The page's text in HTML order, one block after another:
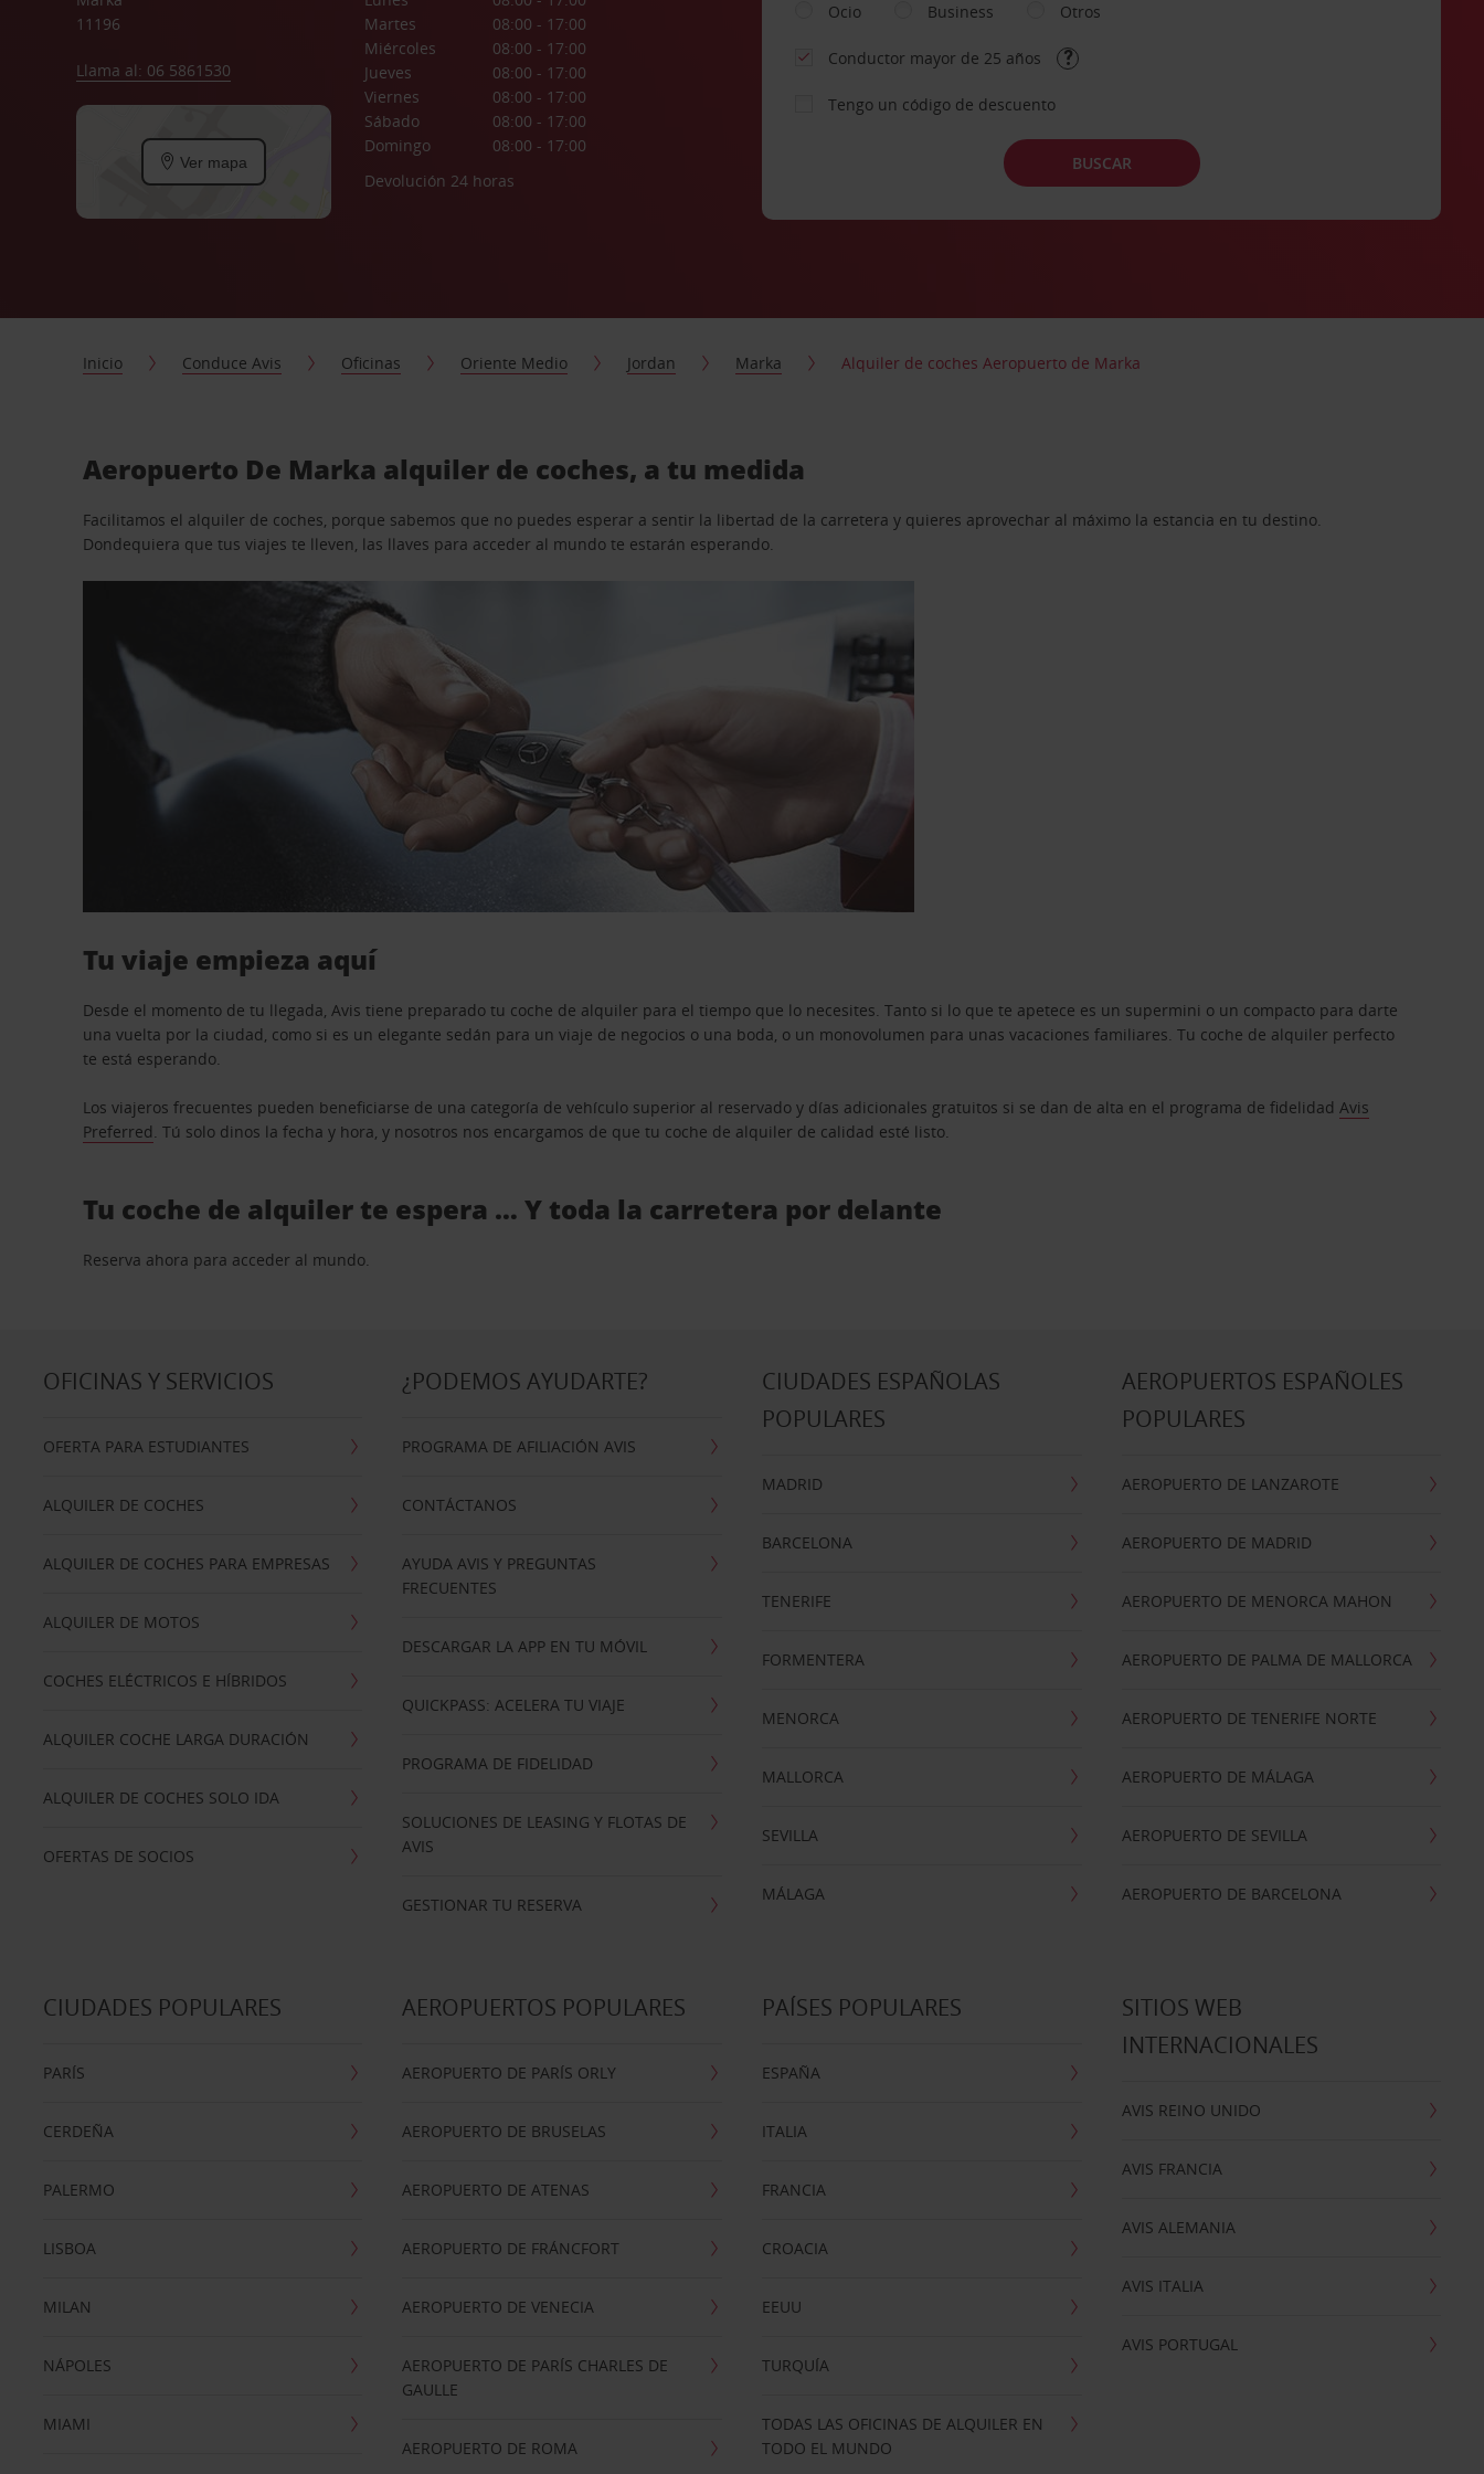
11196
Llama al: 06 5861530
Ver mapa
Martes
08:00 - 17:00
Miércoles
08:00 - 17:00
Jueves
08:00 - 17:00
Viernes
08:00 - 17:00
Sábado
08:00 - 17:00
Domingo
08:00 - 17:00
Devolución 24 horas
Ocio
Business Otros
Conductor mayor de 25 años
Tengo un código de descuento
BUSCAR
Inicio Conduce Avis Oficinas Oriente Medio Jordan Marka Alquiler de coches Aeropuerto de Marka
Aeropuerto De Marka alquiler de coches, a tu medida
Facilitamos el alquiler de coches, porque sabemos que no puedes esperar a sentir la libertad de la carretera y quieres aprovechar al máximo la estancia en tu destino.
Dondequiera que tus viajes te lleven, las llaves para acceder al mundo te estarán esperando.
Tu viaje empieza aquí
Desde el momento de tu llegada, Avis tiene preparado tu coche de alquiler para el tiempo que lo necesites. Tanto si lo que te apetece es un supermini o un compacto para darte
una vuelta por la ciudad, como si es un elegante sedán para un viaje de negocios o una boda, o un monovolumen para unas vacaciones familiares. Tu coche de alquiler perfecto
te está esperando.
Los viajeros frecuentes pueden beneficiarse de una categoría de vehículo superior al reservado y días adicionales gratuitos si se dan de alta en el programa de fidelidadAvis
Preferred. Tú solo dinos la fecha y hora, y nosotros nos encargamos de que tu coche de alquiler de calidad esté listo.
Tu coche de alquiler te espera … Y toda la carretera por delante
Reserva ahora para acceder al mundo.
OFICINAS Y SERVICIOS
OFERTA PARA ESTUDIANTES
ALQUILER DE COCHES
ALQUILER DE COCHES PARA EMPRESAS
ALQUILER DE MOTOS
COCHES ELÉCTRICOS E HÍBRIDOS
ALQUILER COCHE LARGA DURACIÓN
ALQUILER DE COCHES SOLO IDA
OFERTAS DE SOCIOS
¿PODEMOS AYUDARTE?
PROGRAMA DE AFILIACIÓN AVIS
CONTÁCTANOS
AYUDA AVIS Y PREGUNTAS
FRECUENTES
DESCARGAR LA APP EN TU MÓVIL
QUICKPASS: ACELERA TU VIAJE
PROGRAMA DE FIDELIDAD
SOLUCIONES DE LEASING Y FLOTAS DE
AVIS
GESTIONAR TU RESERVA
CIUDADES ESPAÑOLAS
POPULARES
MADRID
BARCELONA
TENERIFE
FORMENTERA
MENORCA
MALLORCA
SEVILLA
MÁLAGA
AEROPUERTOS ESPAÑOLES
POPULARES
AEROPUERTO DE LANZAROTE
AEROPUERTO DE MADRID
AEROPUERTO DE MENORCA MAHON
AEROPUERTO DE PALMA DE MALLORCA
AEROPUERTO DE TENERIFE NORTE
AEROPUERTO DE MÁLAGA
AEROPUERTO DE SEVILLA
AEROPUERTO DE BARCELONA
CIUDADES POPULARES
PARÍS
CERDEÑA
PALERMO
LISBOA
MILAN
NÁPOLES
MIAMI
AEROPUERTOS POPULARES
AEROPUERTO DE PARÍS ORLY
AEROPUERTO DE BRUSELAS
AEROPUERTO DE ATENAS
AEROPUERTO DE FRÁNCFORT
AEROPUERTO DE VENECIA
AEROPUERTO DE PARÍS CHARLES DE
GAULLE
AEROPUERTO DE ROMA
PAÍSES POPULARES
ESPAÑA
ITALIA
FRANCIA
CROACIA
EEUU
TURQUÍA
TODAS LAS OFICINAS DE ALQUILER EN
TODO EL MUNDO
SITIOS WEB
INTERNACIONALES
AVIS REINO UNIDO
AVIS FRANCIA
AVIS ALEMANIA
AVIS ITALIA
AVIS PORTUGAL